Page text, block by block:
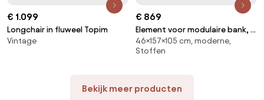
€ 1.099
Longchair in fluweel Topim
Vintage
€ 869
Element voor modulaire bank, in
structuurstof, Seven
46×157×105 cm, moderne,
Stoffen
Bekijk meer producten